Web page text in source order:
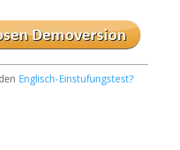
Englisch-Einstufungstest?